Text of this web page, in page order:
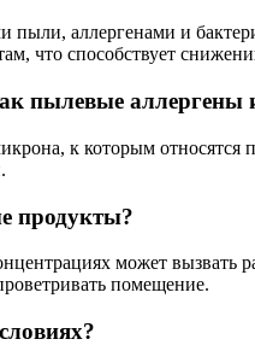
аллергенами и
что способствует
пылевые аллергены
к которым
продукты?
может вызвать
помещение.